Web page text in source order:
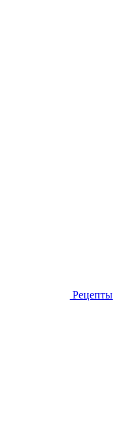
Рецепты